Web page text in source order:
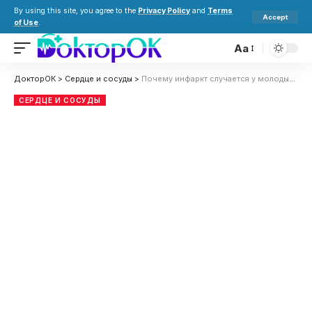
By using this site, you agree to the Privacy Policy and Terms
of Use.
Accept
Aa
ДокторОК > Сердце и сосуды > Почему инфаркт случается у молодых: скрытые риски в 20-30 лет
СЕРДЦЕ И СОСУДЫ